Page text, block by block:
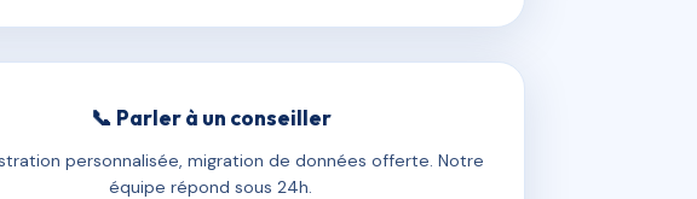
📞 Parler à un conseiller
personnalisée, migration de données offerte. Notre
équipe répond sous 24h.